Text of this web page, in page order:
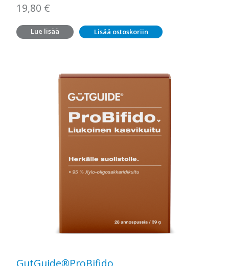
19,80 €
Lue lisää Lisää ostoskoriin
GutGuide®ProBifido